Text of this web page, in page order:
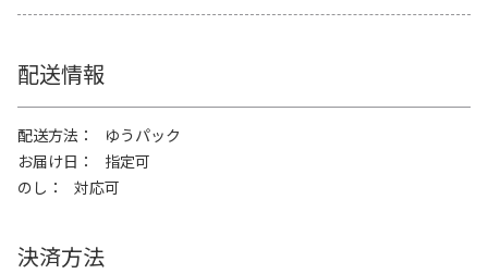
配送情報
配送方法
ゆうパック
お届け日
指定可
のし
対応可
決済方法